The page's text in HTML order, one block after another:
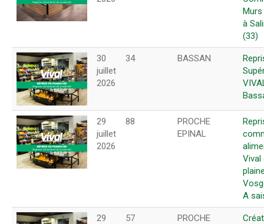
Murs
à
(33)
30
juillet
2026
34 BASSAN
29
juillet
2026
88
PROCHE
EPINAL
Vival
A
29
57
PROCHE